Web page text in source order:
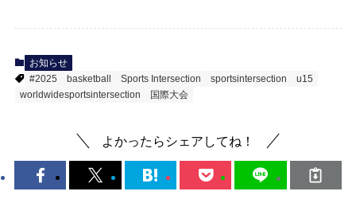
お知らせ
#2025
basketball Sports Intersection sportsintersection
u15
worldwidesportsintersection
国際大会
よかったらシェアしてね！